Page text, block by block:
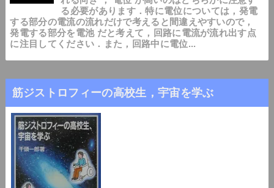
る必要があります．特に電位については，発電
する部分の電流の流れだけで考えると間違えやすいので，
発電する部分を電池 だと考えて，回路に電流が流れ出す点
に注目してください．また，回路中に電位...
筋ジストロフィーの高校生，宇宙を学ぶ